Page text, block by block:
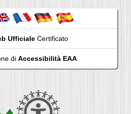
UfficialeCertificato
di Accessibilità EAA